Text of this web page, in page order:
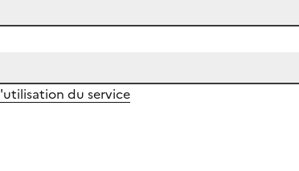
du service